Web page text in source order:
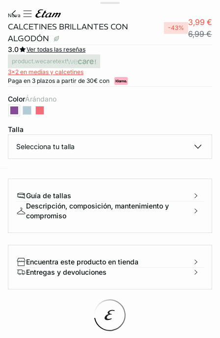
INVISIBLE
nova
CALCETINES BRILLANTES CON
ALGODÓN
-43%
3,99 €
6,99 €
3.0
Ver todas las reseñas
product.wecaretext
3x2 en medias y calcetines
Paga en 3 plazos a partir de 30€ con
Color árándano
Talla
Selecciona tu talla
Guía de tallas
Descripción, composición, mantenimiento y
compromiso
Encuentra este producto en tienda
Entregas y devoluciones